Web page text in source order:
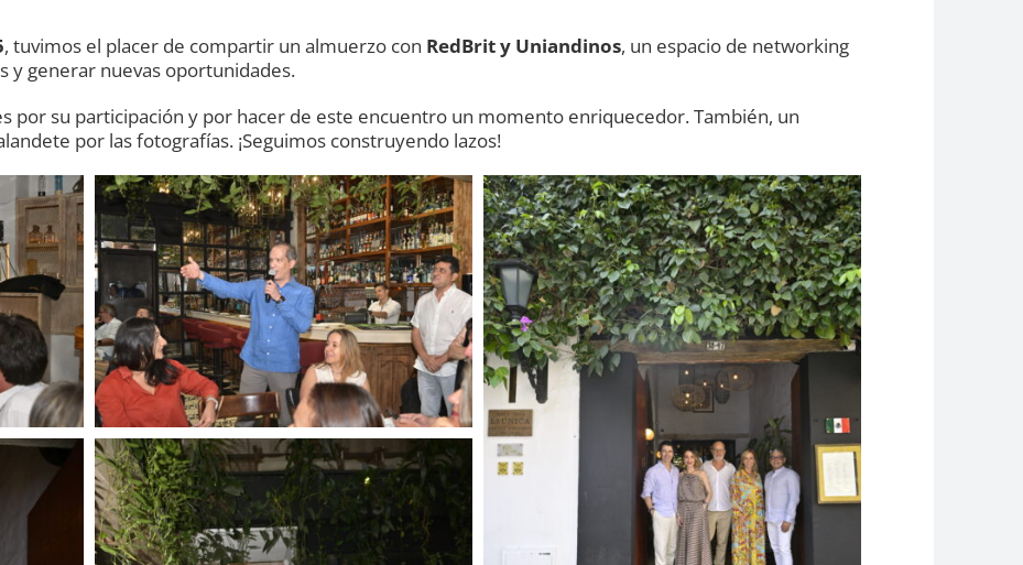
, tuvimos el placer de compartir un almuerzo con RedBrit y Uniandinos, un espacio de networking
generar nuevas oportunidades.
por su participación y por hacer de este encuentro un momento enriquecedor. También, un
por las fotografías. ¡Seguimos construyendo lazos!